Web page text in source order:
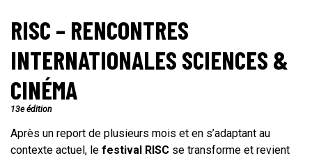
RISC – RENCONTRES
INTERNATIONALES SCIENCES &
CINÉMA
13e édition
Après un report de plusieurs mois et en s’adaptant au
contexte actuel, le festival RISC se transforme et revient